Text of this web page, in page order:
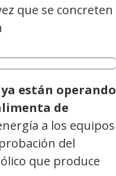
que se concreten
ya están operando
de
a los equipos
del
que produce